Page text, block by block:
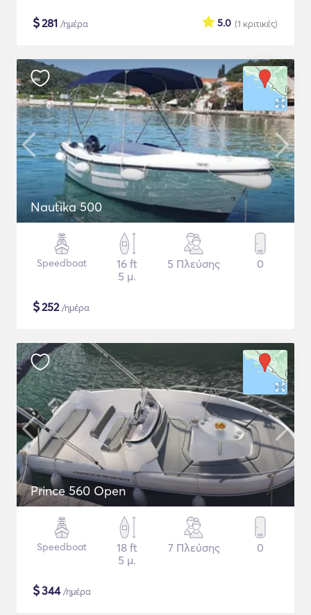
$281 /ημέρα (1 κριτικές)
5.0
Nautika 500
Speedboat
16 ft
5 μ.
5 Πλεύσης 0
$252/ημέρα
Prince 560 Open
Speedboat
18 ft
5 μ.
7 Πλεύσης 0
$344/ημέρα